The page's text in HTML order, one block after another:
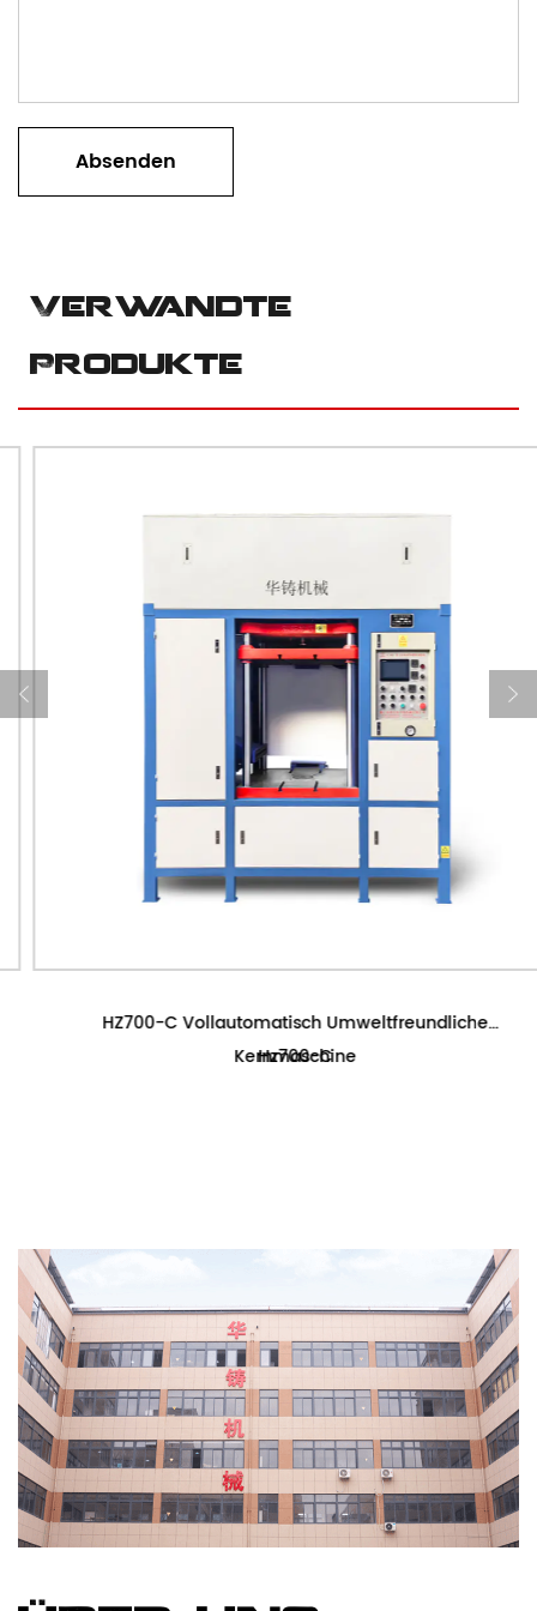
Verwandte
Produkte
HZ700-C Vollautomatisch Umweltfreundliche
Kernmaschine
Hz700-C